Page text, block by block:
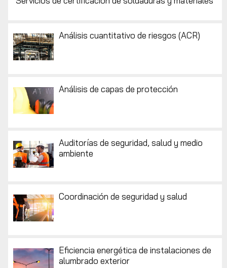
Análisis cuantitativo de riesgos (ACR)
Análisis de capas de protección
Auditorías de seguridad, salud y medio
ambiente
Coordinación de seguridad y salud
Eficiencia energética de instalaciones de
alumbrado exterior